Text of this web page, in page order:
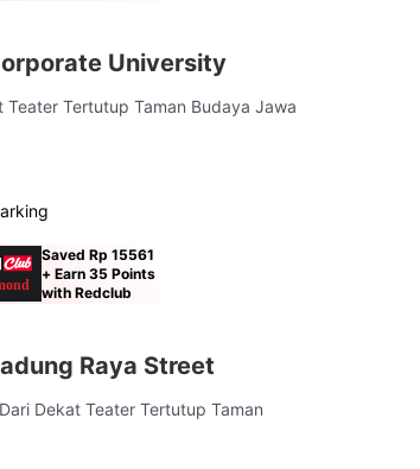
University
Teater Tertutup Taman Budaya Jawa
Saved Rp 15561
+ Earn 35 Points
with Redclub
Raya Street
Dari Dekat Teater Tertutup Taman